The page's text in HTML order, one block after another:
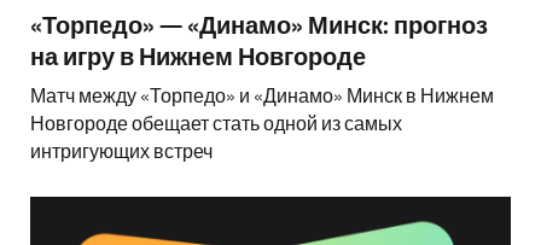
«Торпедо» — «Динамо» Минск: прогноз
на игру в Нижнем Новгороде
Матч между «Торпедо» и «Динамо» Минск в Нижнем
Новгороде обещает стать одной из самых
интригующих встреч